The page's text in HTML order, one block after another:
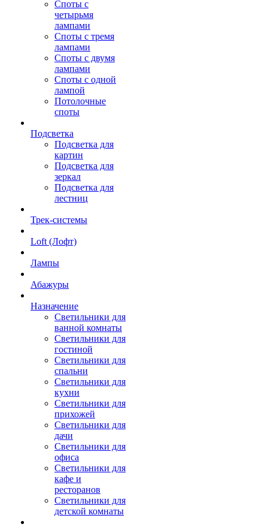
Споты с
четырьмя
лампами
Споты с тремя
лампами
Споты с двумя
лампами
Споты с одной
лампой
Потолочные
споты
Подсветка
Подсветка для
картин
Подсветка для
зеркал
Подсветка для
лестниц
Трек-системы
Loft (Лофт)
Лампы
Абажуры
Назначение
Светильники для
ванной комнаты
Светильники для
гостиной
Светильники для
спальни
Светильники для
кухни
Светильники для
прихожей
Светильники для
дачи
Светильники для
офиса
Светильники для
кафе и
ресторанов
Светильники для
детской комнаты